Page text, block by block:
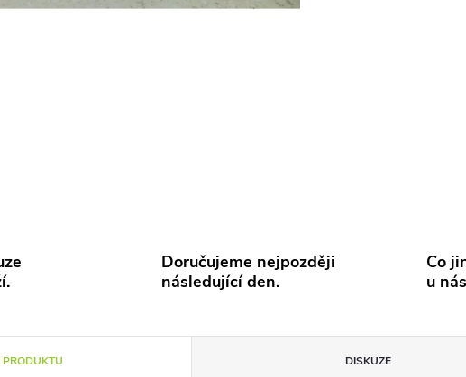
Doručujeme nejpozději
následující den.
Co
u
PRODUKTU DISKUZE